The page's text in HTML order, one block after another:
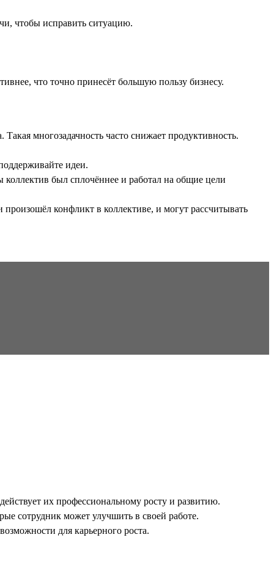
чтобы исправить ситуацию.
что точно принесёт большую пользу бизнесу.
многозадачность часто снижает продуктивность.
идеи.
был сплочённее и работал на общие цели
конфликт в коллективе, и могут рассчитывать
их профессиональному росту и развитию.
сотрудник может улучшить в своей работе.
для карьерного роста.